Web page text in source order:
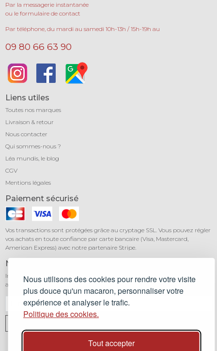
Nous utilisons des cookies pour rendre votre visite
plus douce qu'un macaron, personnaliser votre
expérience et analyser le trafic.
Politique des cookies.
Tout accepter
Par la messagerie instantanée
ou le formulaire de contact
Par téléphone, du mardi au samedi 10h-13h / 15h-19h au
09 80 66 63 90
Liens utiles
Toutes nos marques
Livraison & retour
Nous contacter
Qui sommes-nous ?
Léa mundis, le blog
CGV
Mentions légales
Paiement sécurisé
Vos transactions sont protégées grâce au cryptage SSL. Vous pouvez régler
vos achats en toute confiance par carte bancaire (Visa, Mastercard,
American Express) avec notre partenaire Stripe.
Newsletter
Inscrivez-vous à notre newsletter pour être informé de toutes nos
actualités et recevoir 10% sur votre première commande.
2026Lea mundis
, concept-store - Tous droits réservés. Built @ Muscadet Valley
- Siren 535 173 188 RCS Nantes